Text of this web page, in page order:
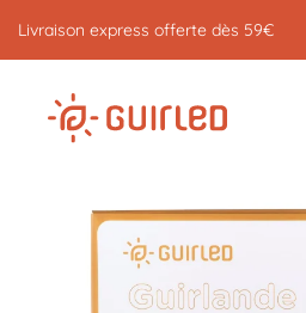
Tous les produits sont garantis 3 ans